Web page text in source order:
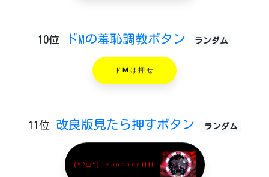
10位 ドMの羞恥調教ボタン ランダム
ドMは押せ
11位 改良版見たら押すボタン ランダム
(*^□^)ﾆｬﾊﾊﾊﾊﾊﾊ!!!!